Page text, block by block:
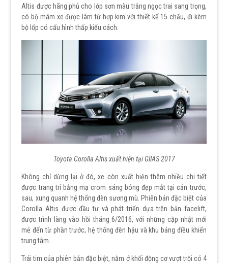
Altis được hãng phủ cho lớp sơn màu trắng ngọc trai sang trọng,
có bộ mâm xe được làm từ hợp kim với thiết kế 15 chấu, đi kèm
bộ lốp có cấu hình thấp kiểu cách.
Toyota Corolla Altis xuất hiện tại GIIAS 2017
Không chỉ dừng lại ở đó, xe còn xuất hiện thêm nhiều chi tiết
được trang trí bằng mạ crom sáng bóng đẹp mắt tại cản trước,
sau, xung quanh hệ thống đèn sương mù. Phiên bản đặc biệt của
Corolla Altis được đầu tư và phát triển dựa trên bản facelift,
được trình làng vào hồi tháng 6/2016, với những cập nhật mới
mẻ đến từ phần trước, hệ thống đèn hậu và khu bảng điều khiển
trung tâm.
Trái tim của phiên bản đặc biệt, nằm ở khối động cơ vượt trội có 4